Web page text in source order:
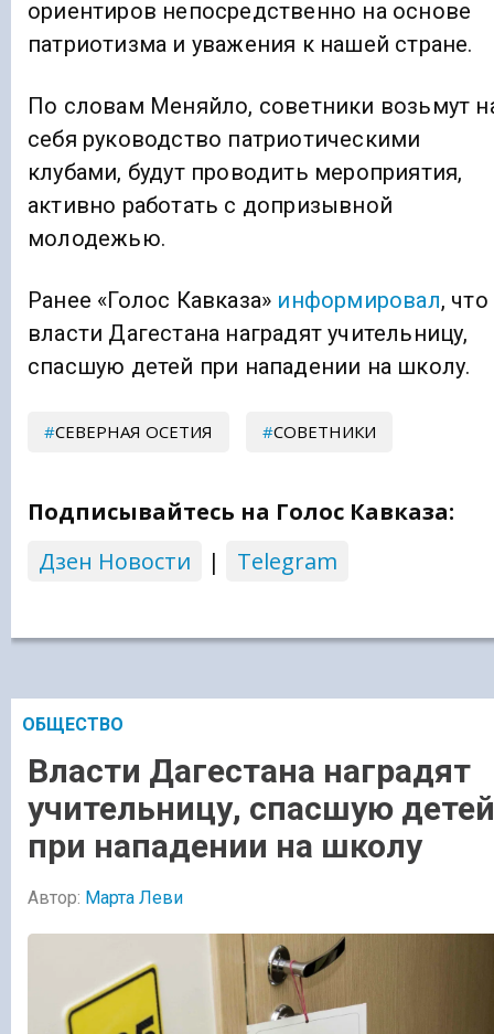
ориентиров непосредственно на основе
патриотизма и уважения к нашей стране.
По словам Меняйло, советники возьмут
себя руководство патриотическими
клубами, будут проводить мероприятия,
активно работать с допризывной
молодежью.
Ранее «Голос Кавказа» информировал, что
власти Дагестана наградят учительницу,
спасшую детей при нападении на школу.
СЕВЕРНАЯ ОСЕТИЯ СОВЕТНИКИ
Подписывайтесь на Голос Кавказа:
Дзен Новости
| Telegram
ОБЩЕСТВО
Власти Дагестана наградят
учительницу, спасшую детей
при нападении на школу
Автор: Марта Леви